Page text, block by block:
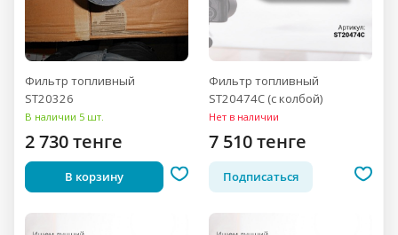
Фильтр топливный
ST20326
В наличии 5 шт.
2 730 тенге
В корзину
Фильтр топливный
ST20474C (с колбой)
Нет в наличии
7 510 тенге
Подписаться